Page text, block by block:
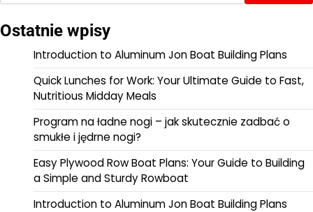
Ostatnie wpisy
Introduction to Aluminum Jon Boat Building Plans
Quick Lunches for Work: Your Ultimate Guide to Fast,
Nutritious Midday Meals
Program na ładne nogi – jak skutecznie zadbać o
smukłe i jędrne nogi?
Easy Plywood Row Boat Plans: Your Guide to Building
a Simple and Sturdy Rowboat
Introduction to Aluminum Jon Boat Building Plans